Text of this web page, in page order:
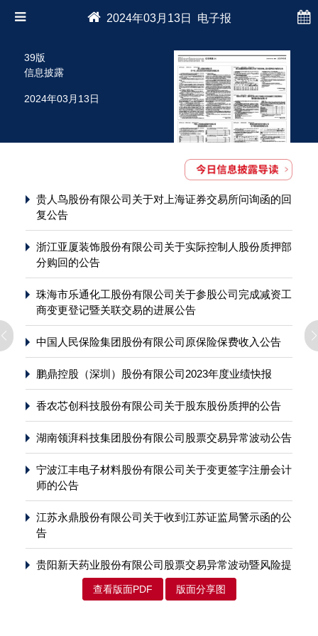
2024年03月13日 电子报
39版
信息披露
2024年03月13日
贵人鸟股份有限公司关于对上海证券交易所问询函的回
复公告
浙江亚厦装饰股份有限公司关于实际控制人股份质押部
分购回的公告
珠海市乐通化工股份有限公司关于参股公司完成减资工
商变更登记暨关联交易的进展公告
中国人民保险集团股份有限公司原保险保费收入公告
鹏鼎控股（深圳）股份有限公司2023年度业绩快报
香农芯创科技股份有限公司关于股东股份质押的公告
湖南领湃科技集团股份有限公司股票交易异常波动公告
宁波江丰电子材料股份有限公司关于变更签字注册会计
师的公告
江苏永鼎股份有限公司关于收到江苏证监局警示函的公
告
贵阳新天药业股份有限公司股票交易异常波动暨风险提
查看版面PDF 版面分享图